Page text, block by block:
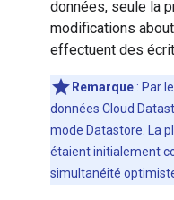
données, seule la
modifications
effectuent des
Remarque : Par
données Cloud
mode Datastore. La
étaient initialement
simultanéité